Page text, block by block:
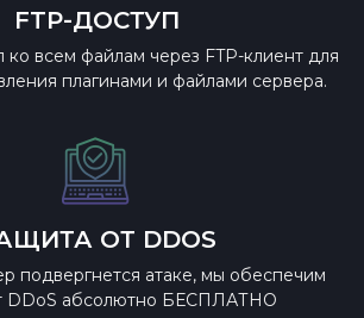
FTP-ДОСТУП
ко всем файлам через FTP-клиент для
плагинами и файлами сервера.
ОТ DDOS
подвергнется атаке, мы обеспечим
DDoS абсолютно БЕСПЛАТНО